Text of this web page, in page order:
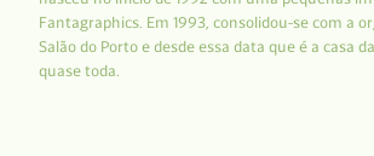
Fantagraphics. Em 1993, consolidou-se com a
Salão do Porto e desde essa data que é a casa
quase toda.